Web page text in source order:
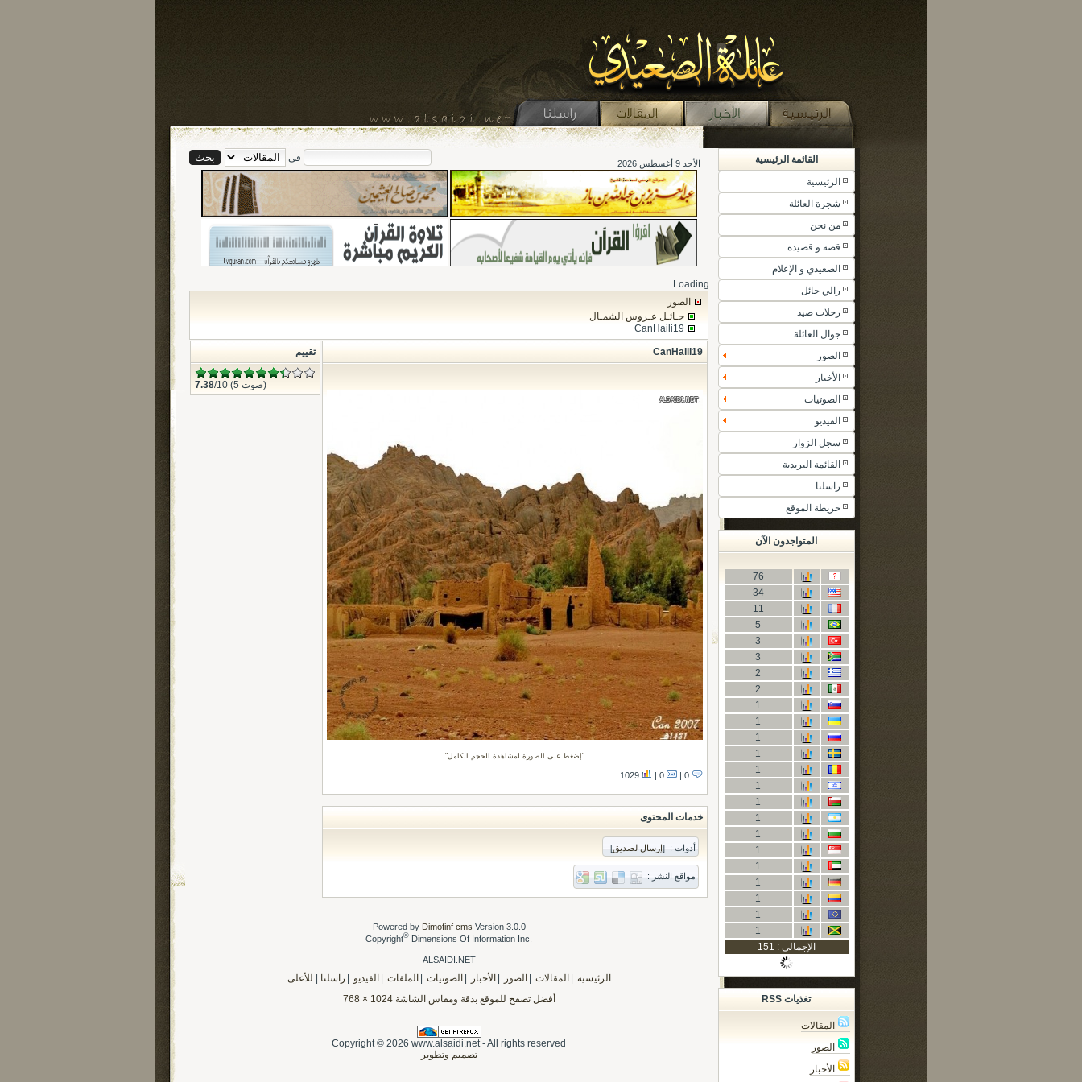
القائمة الرئيسية
الرئيسية
شجرة العائلة
من نحن
قصة و قصيدة
الصعيدي و الإعلام
رالي حائل
رحلات صيد
جوال العائلة
الصور
الأخبار
الصوتيات
الفيديو
سجل الزوار
القائمة البريدية
راسلنا
خريطة الموقع
المتواجدون الآن
76
34
11
5
3
3
2
2
1
1
1
1
1
1
1
1
1
1
1
1
1
1
1
الإجمالي : 151
تغذيات RSS
المقالات
الصور
الأخبار
في الأحد 9 أغسطس 2026
Loading
الصور
حـائـل عـروس الشمـال
CanHaili19
إضغط على الصورة لمشاهدة الحجم الكامل
خدمات المحتوى
أدوات : [إرسال لصديق]
مواقع النشر :
تقييم
7.38 /10 (5 صوت)
Powered by Dimofinf cms Version 3.0.0
Copyright© Dimensions Of Information Inc.
ALSAIDI.NET
الرئيسية | المقالات | الصور | الأخبار | الصوتيات | الملفات | الفيديو | راسلنا | للأعلى
أفضل تصفح للموقعبدقة ومقاس الشاشة 1024 × 768
Copyright © 2026 www.alsaidi.net - All rights reserved
تصميم وتطوير